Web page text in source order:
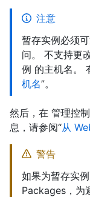
注意
暂存实例必须
问。 不支持更
例 的主机名。
机名”。
然后，在 管理控
息，请参阅“从
警告
如果为暂存实
Packages，为